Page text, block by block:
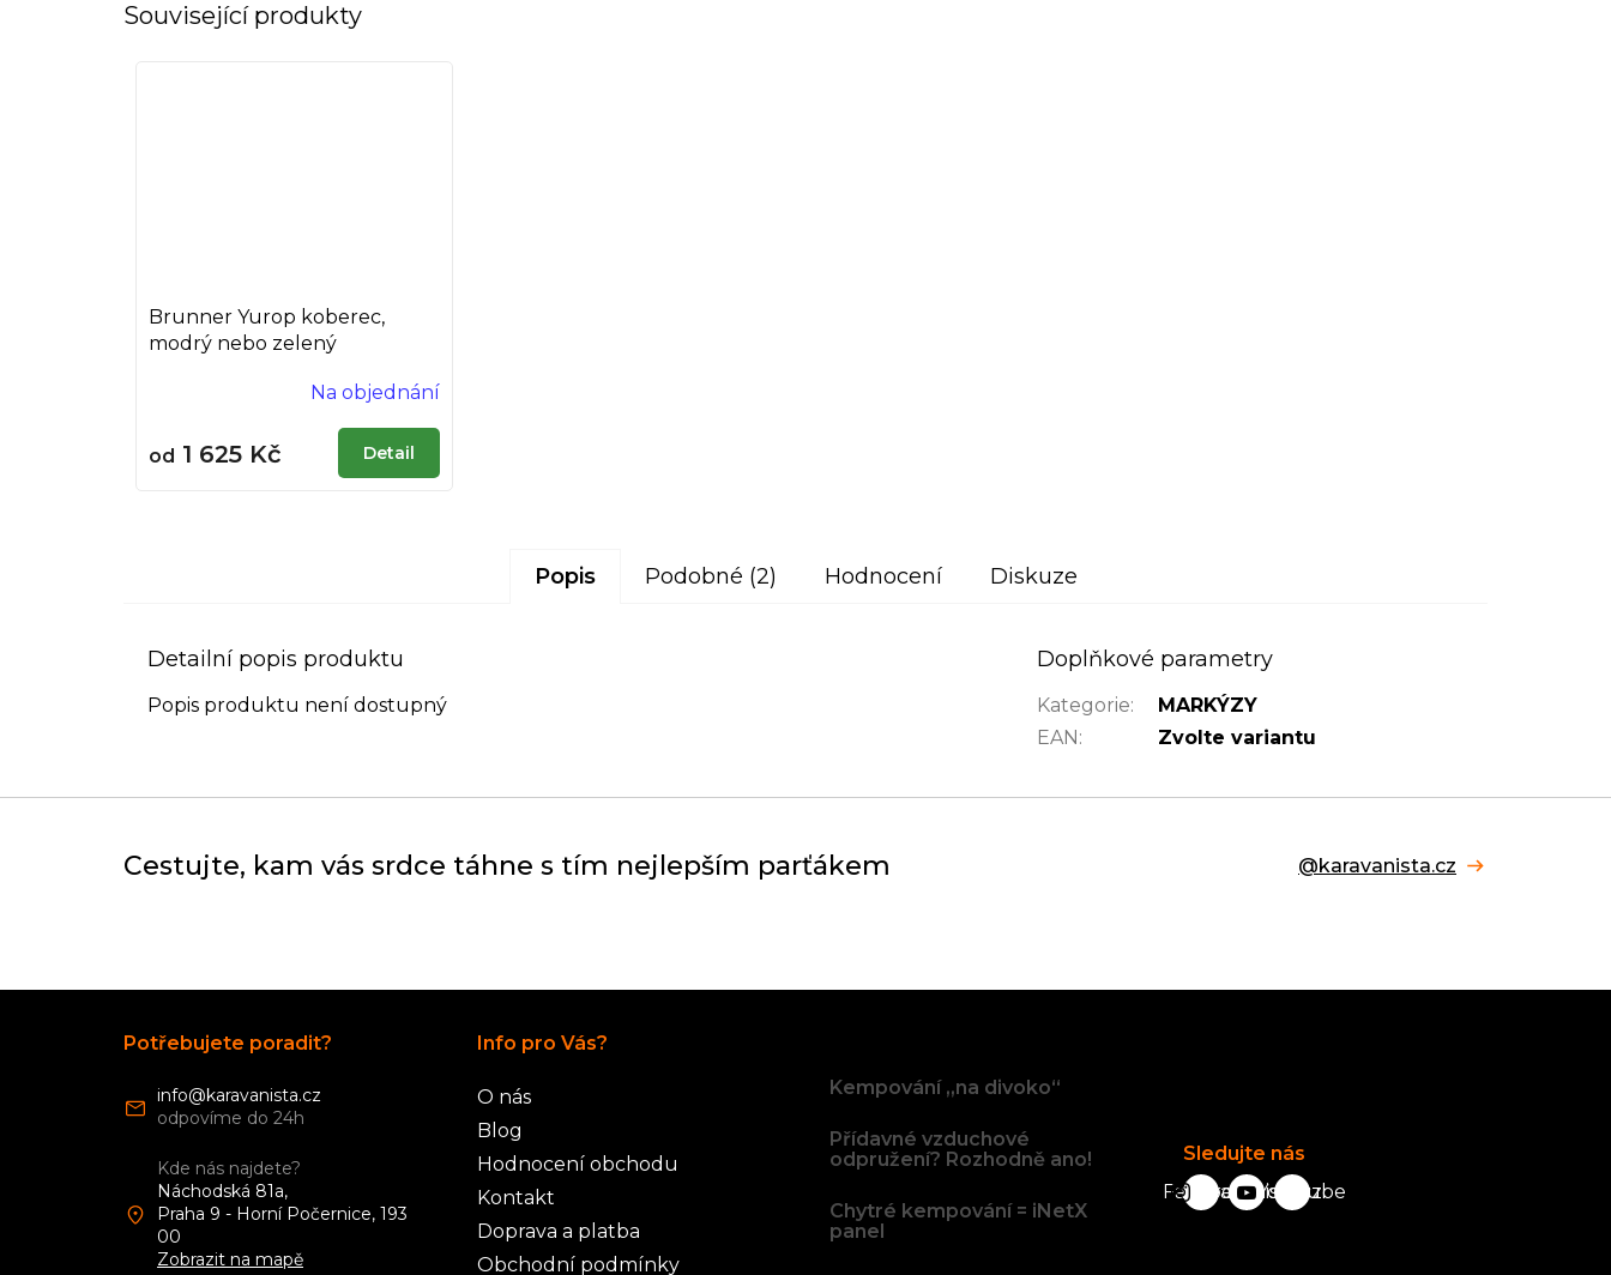
Související produkty
Brunner Yurop koberec,
modrý nebo zelený
Na objednání
od 1 625 Kč Detail
Popis Podobné (2) Hodnocení Diskuze
Detailní popis produktu
Popis produktu není dostupný
Doplňkové parametry
Kategorie:
MARKÝZY
EAN: Zvolte variantu
Cestujte, kam vás srdce táhne s tím nejlepším parťákem @karavanista.cz
Potřebujete poradit?
info@karavanista.cz
Kde nás najdete?
Náchodská 81a,
Praha 9 - Horní Počernice, 193
00
Zobrazit na mapě
Info pro Vás?
O nás
Blog
Hodnocení obchodu
Kontakt
Doprava a platba
Obchodní podmínky
Kempování „na divoko“
Přídavné vzduchové
odpružení? Rozhodně ano!
Chytré kempování = iNetX
panel
Sledujte nás
Facebook
karavanista.cz
YouTube